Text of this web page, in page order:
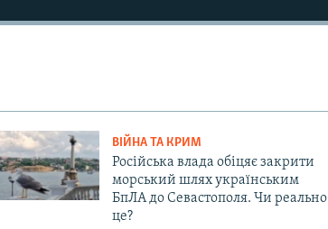
ВІЙНА ТА КРИМ
Російська влада обіцяє закрити
морський шлях українським
БпЛА до Севастополя. Чи реально
це?